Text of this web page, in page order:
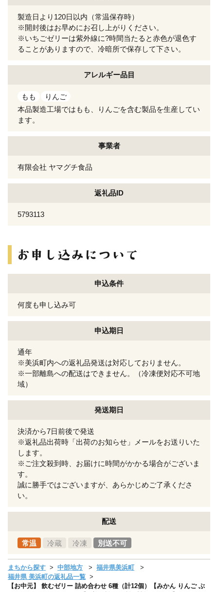
製造日より120日以内（常温保存時）
※開封後はお早めにお召し上がりください。
※いちごゼリーは紫外線に?時間当たると赤色が退色す
ることがありますので、冷暗所で保存して下さい。
アレルギー品目
もも
りんご
本品製造工場ではもも、りんごを含む製品を生産してい
ます。
事業者
有限会社 ヤマグチ食品
返礼品ID
5793113
申込条件
何度も申し込み可
申込期日
通年
※美浜町内への返礼品発送は対応しておりません。
※一部離島への配送はできません。（冷凍便対応不可地
域）
発送期日
決済から7日前後で発送
※返礼品出荷時「出荷のお知らせ」メールをお送りいた
します。
※ご注文殺到時、お届けに時間がかかる場合がございま
す。
誠に勝手ではございますが、あらかじめご了承くださ
い。
配送
常温 冷蔵 冷凍 別送不可
まちから探す 中部地方
福井県美浜町
福井県 美浜町の返礼品一覧
【お中元】 飲むゼリー 詰め合わせ 6種（計12個）【みかん りんご ぶ